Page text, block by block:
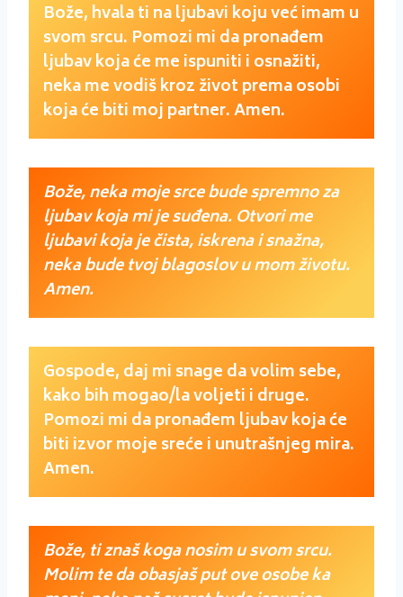
Bože, hvala ti na ljubavi koju već imam u
svom srcu. Pomozi mi da pronađem
ljubav koja će me ispuniti i osnažiti,
neka me vodiš kroz život prema osobi
koja će biti moj partner. Amen.
Bože, neka moje srce bude spremno za
ljubav koja mi je suđena. Otvori me
ljubavi koja je čista, iskrena i snažna,
neka bude tvoj blagoslov u mom životu.
Amen.
Gospode, daj mi snage da volim sebe,
kako bih mogao/la voljeti i druge.
Pomozi mi da pronađem ljubav koja će
biti izvor moje sreće i unutrašnjeg mira.
Amen.
Bože, ti znaš koga nosim u svom srcu.
Molim te da obasjaš put ove osobe ka